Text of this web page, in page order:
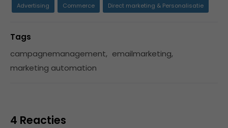
Advertising Commerce Direct marketing & Personalisatie
Tags
campagnemanagement, emailmarketing,
marketing automation
4 Reacties